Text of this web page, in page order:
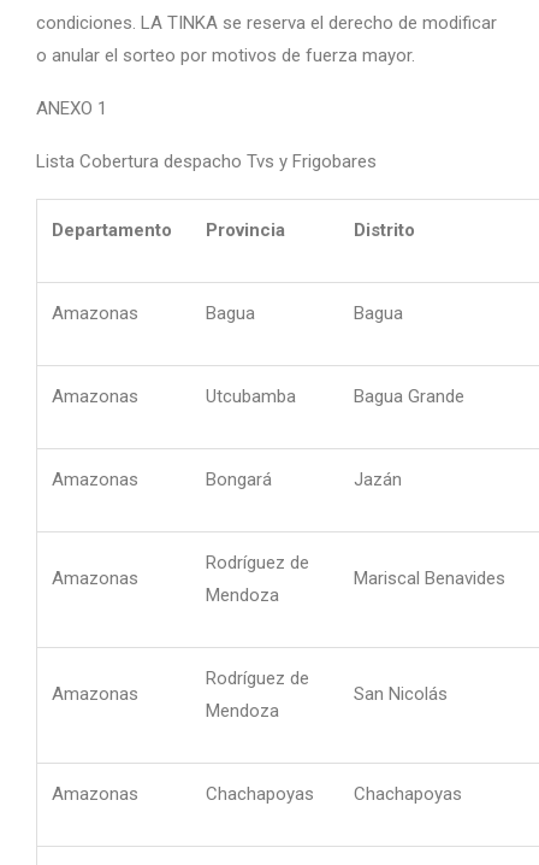
condiciones. LA TINKA se reserva el derecho de modificar
o anular el sorteo por motivos de fuerza mayor.
ANEXO 1
Lista Cobertura despacho Tvs y Frigobares
Departamento Provincia Distrito
Amazonas Bagua Bagua
Amazonas Utcubamba Bagua Grande
Amazonas Bongará Jazán
Amazonas
Rodríguez de
Mendoza
Mariscal Benavides
Amazonas
Rodríguez de
Mendoza
San Nicolás
Amazonas Chachapoyas Chachapoyas